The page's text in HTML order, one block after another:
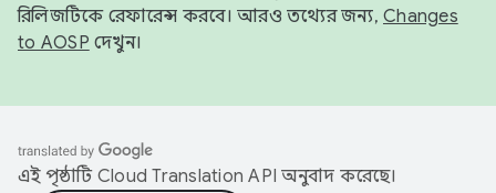
রিলিজটিকে রেফারেন্স করবে। আরও তথ্যের জন্য, Changes
to AOSP দেখুন।
এই পৃষ্ঠাটি Cloud Translation API অনুবাদ করেছে।